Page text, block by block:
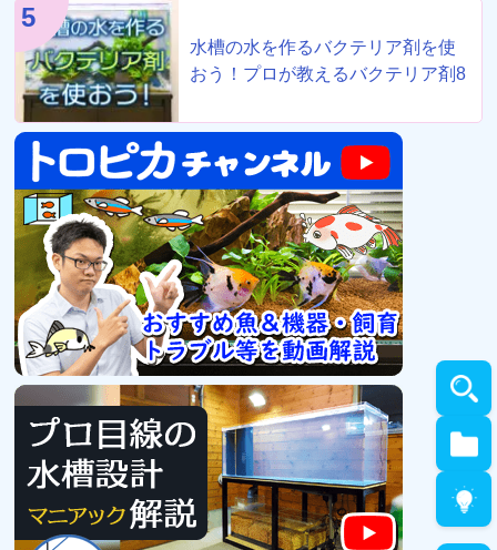
5
水槽の水を作るバクテリア剤を使
おう！プロが教えるバクテリア剤8